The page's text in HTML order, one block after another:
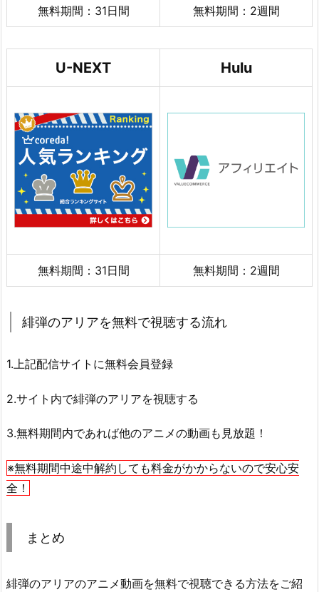
無料期間：31日間 無料期間：2週間
U-NEXT Hulu
無料期間：31日間 無料期間：2週間
緋弾のアリアを無料で視聴する流れ
1.上記配信サイトに無料会員登録
2.サイト内で緋弾のアリアを視聴する
3.無料期間内であれば他のアニメの動画も見放題！
※無料期間中途中解約しても料金がかからないので安心安
全！
まとめ
緋弾のアリアのアニメ動画を無料で視聴できる方法をご紹